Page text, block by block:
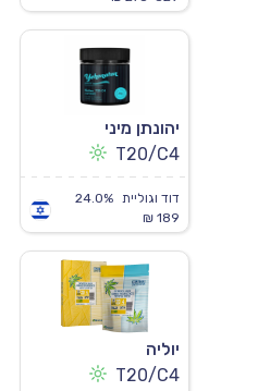
יהונתן מיני
T20/C4
דוד וגוליית 24.0%
189 ₪
יוליה
T20/C4